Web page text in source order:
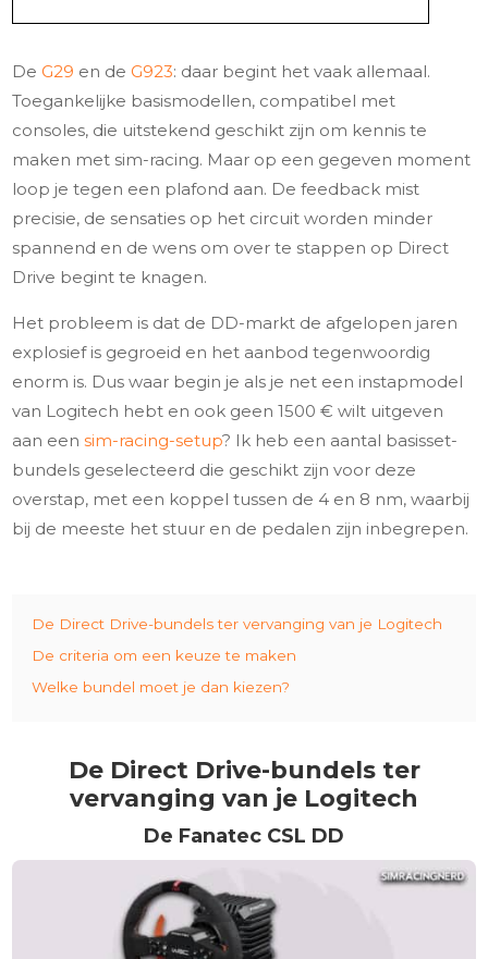
De G29 en de G923: daar begint het vaak allemaal.
Toegankelijke basismodellen, compatibel met
consoles, die uitstekend geschikt zijn om kennis te
maken met sim-racing. Maar op een gegeven moment
loop je tegen een plafond aan. De feedback mist
precisie, de sensaties op het circuit worden minder
spannend en de wens om over te stappen op Direct
Drive begint te knagen.
Het probleem is dat de DD-markt de afgelopen jaren
explosief is gegroeid en het aanbod tegenwoordig
enorm is. Dus waar begin je als je net een instapmodel
van Logitech hebt en ook geen 1500 € wilt uitgeven
aan eensim-racing-setup? Ik heb een aantal basisset-
bundels geselecteerd die geschikt zijn voor deze
overstap, met een koppel tussen de 4 en 8 nm, waarbij
bij de meeste het stuur en de pedalen zijn inbegrepen.
De Direct Drive-bundels ter vervanging van je Logitech
De criteria om een keuze te maken
Welke bundel moet je dan kiezen?
De Direct Drive-bundels ter
vervanging van je Logitech
De Fanatec CSL DD